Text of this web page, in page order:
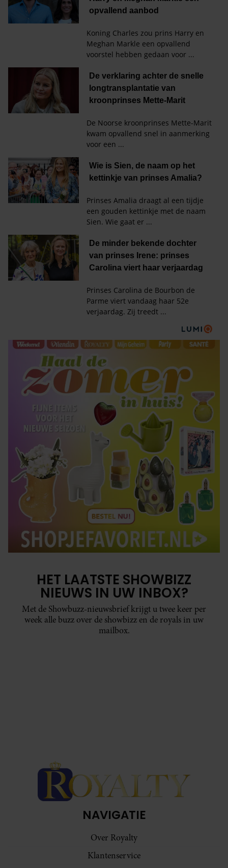
HET LAATSTE SHOWBIZZ
NIEUWS IN UW INBOX?
Met de Showbuzz-nieuwsbrief krijgt u twee keer per
week alle buzz over de showbizz en de royals in uw
mailbox.
NAVIGATIE
Over Royalty
Klantenservice